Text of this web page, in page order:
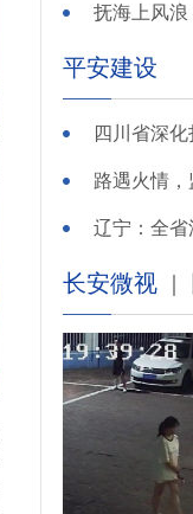
平安建设
长安微视 |